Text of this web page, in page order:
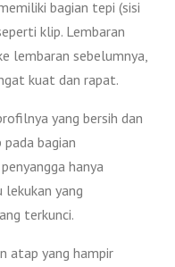
bagian tepi (sisi
klip. Lembaran
lembaran sebelumnya,
kuat dan rapat.
yang bersih dan
bagian
hanya
lekukan yang
terkunci.
atap yang hampir